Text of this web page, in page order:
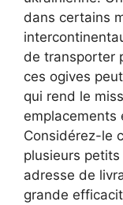
dans certains
de transporter
ces ogives
qui rend le
emplacements
Considérez-le
plusieurs
adresse de
grande